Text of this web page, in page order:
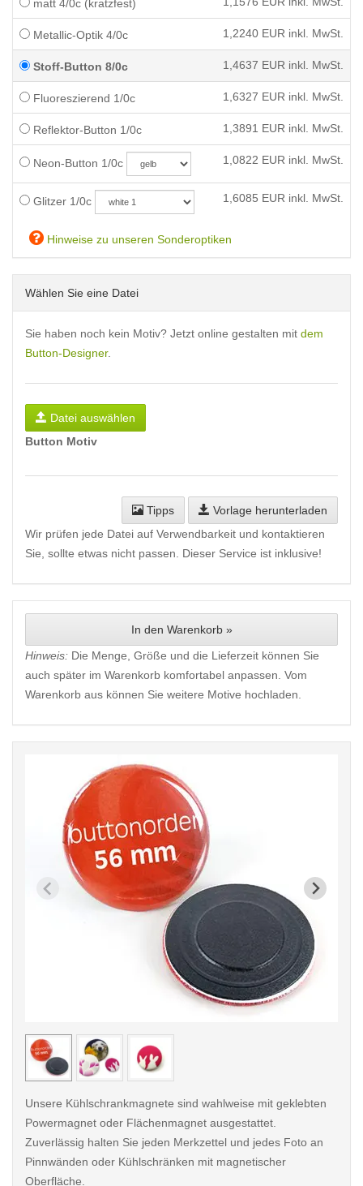
matt 4/0c (kratzfest)
Metallic-Optik 4/0c 1,2240 EUR inkl. MwSt.
Stoff-Button 8/0c 1,4637 EUR inkl. MwSt.
Fluoreszierend 1/0c 1,6327 EUR inkl. MwSt.
Reflektor-Button 1/0c 1,3891 EUR inkl. MwSt.
Neon-Button 1/0c 1,0822 EUR inkl. MwSt.
Glitzer 1/0c 1,6085 EUR inkl. MwSt.
Hinweise zu unseren Sonderoptiken
Wählen Sie eine Datei
Sie haben noch kein Motiv? Jetzt online gestalten mit dem
Button-Designer.
Datei auswählen
Button Motiv
Tipps
Vorlage herunterladen
Wir prüfen jede Datei auf Verwendbarkeit und kontaktieren
Sie, sollte etwas nicht passen. Dieser Service ist inklusive!
In den Warenkorb »
Hinweis: Die Menge, Größe und die Lieferzeit können Sie
auch später im Warenkorb komfortabel anpassen. Vom
Warenkorb aus können Sie weitere Motive hochladen.
< /picture>
Unsere Kühlschrankmagnete sind wahlweise mit geklebten
Powermagnet oder Flächenmagnet ausgestattet.
Zuverlässig halten Sie jeden Merkzettel und jedes Foto an
Pinnwänden oder Kühlschränken mit magnetischer
Oberfläche.